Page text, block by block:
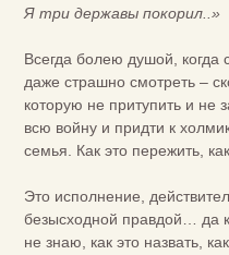
Я три державы покорил..»
Всегда болею душой, когда
даже страшно смотреть –
которую не притупить и
всю войну и придти к
семья. Как это пережить,
Это исполнение,
безысходной правдой… да
не знаю, как это назвать,